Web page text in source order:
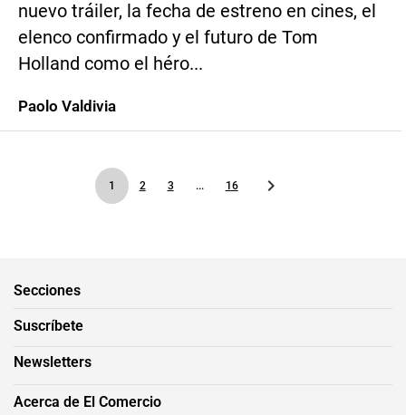
nuevo tráiler, la fecha de estreno en cines, el
elenco confirmado y el futuro de Tom
Holland como el héro...
Paolo Valdivia
1 2 3 ... 16
Secciones
Suscríbete
Newsletters
Acerca de El Comercio